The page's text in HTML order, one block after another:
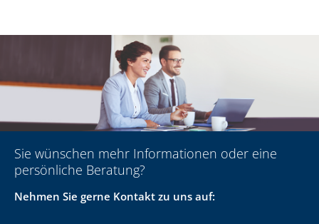
Sie wünschen mehr Informationen oder eine
persönliche Beratung?
Nehmen Sie gerne Kontakt zu uns auf: